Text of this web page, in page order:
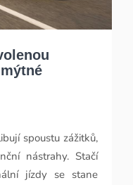
spoustu zážitků,
nástrahy. Stačí
jízdy se stane